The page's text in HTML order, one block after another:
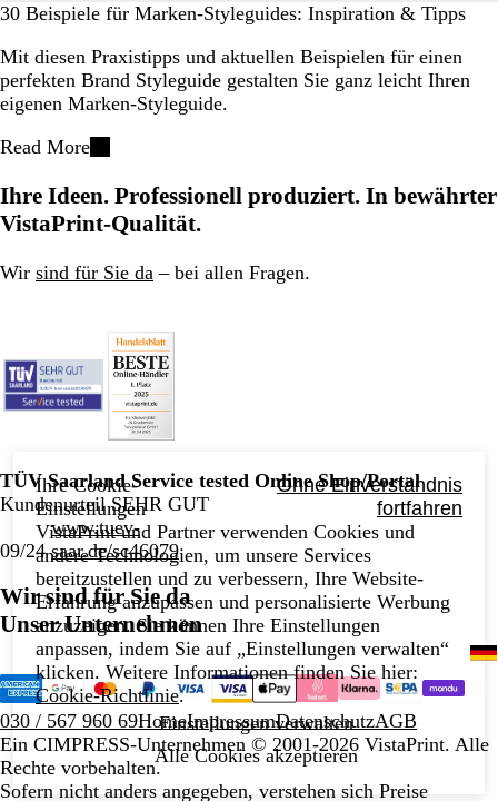
30 Beispiele für Marken-Styleguides: Inspiration & Tipps
Mit diesen Praxistipps und aktuellen Beispielen für einen
perfekten Brand Styleguide gestalten Sie ganz leicht Ihren
eigenen Marken-Styleguide.
Read More
Ihre Ideen. Professionell produziert. In bewährter
VistaPrint-Qualität.
Wir sind für Sie da – bei allen Fragen.
TÜV Saarland Service tested Online Shop/Portal
Kundenurteil SEHR GUT
09/24
www.tuev-
saar.de/sc46079
Wir sind für Sie da
Unser Unternehmen
030 / 567 960 69HomeImpressumDatenschutzAGB
Ein CIMPRESS-Unternehmen © 2001-2026 VistaPrint. Alle
Rechte vorbehalten.
Sofern nicht anders angegeben, verstehen sich Preise
Ihre Cookie-
Einstellungen
Ohne Einverständnis
fortfahren
VistaPrint und Partner verwenden Cookies und
andere Technologien, um unsere Services
bereitzustellen und zu verbessern, Ihre Website-
Erfahrung anzupassen und personalisierte Werbung
anzuzeigen. Sie können Ihre Einstellungen
anpassen, indem Sie auf „Einstellungen verwalten“
klicken. Weitere Informationen finden Sie hier:
Cookie-Richtlinie.
Einstellungen verwalten
Alle Cookies akzeptieren